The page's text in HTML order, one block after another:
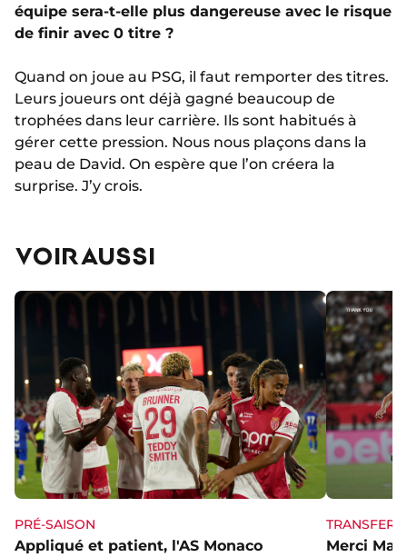
équipe sera-t-elle plus dangereuse avec le risque
de finir avec 0 titre ?
Quand on joue au PSG, il faut remporter des titres.
Leurs joueurs ont déjà gagné beaucoup de
trophées dans leur carrière. Ils sont habitués à
gérer cette pression. Nous nous plaçons dans la
peau de David. On espère que l’on créera la
surprise. J’y crois.
VOIR AUSSI
PRÉ-SAISON
Appliqué et patient, l'AS Monaco
Merci